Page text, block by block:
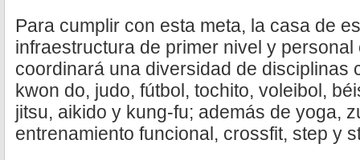
Para cumplir con esta meta, la casa de
infraestructura de primer nivel y
coordinará una diversidad de disciplinas
kwon do, judo, fútbol, tochito, voleibol,
jitsu, aikido y kung-fu; además de yoga,
entrenamiento funcional, crossfit, step y